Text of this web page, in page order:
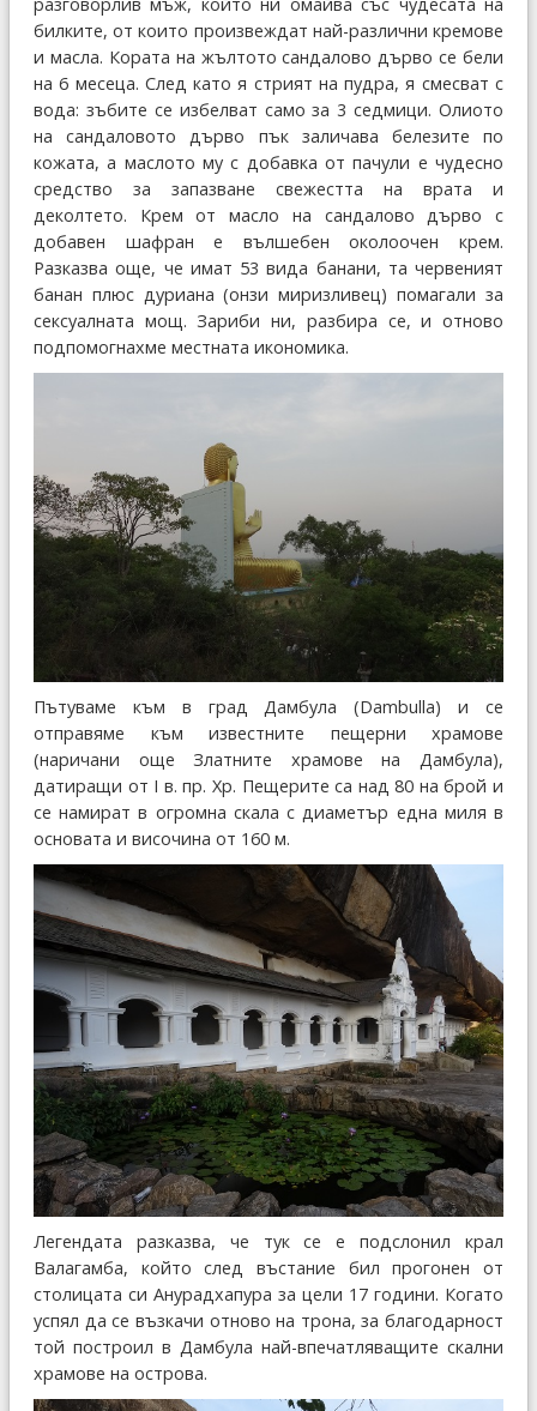
билките, от които произвеждат най-различни кремове
и масла. Кората на жълтото сандалово дърво се бели
на 6 месеца. След като я стрият на пудра, я смесват с
вода: зъбите се избелват само за 3 седмици. Олиото
на сандаловото дърво пък заличава белезите по
кожата, а маслото му с добавка от пачули е чудесно
средство за запазване свежестта на врата и
деколтето. Крем от масло на сандалово дърво с
добавен шафран е вълшебен околоочен крем.
Разказва още, че имат 53 вида банани, та червеният
банан плюс дуриана (онзи миризливец) помагали за
сексуалната мощ. Зариби ни, разбира се, и отново
подпомогнахме местната икономика.
Пътуваме към в град Дамбула (Dambulla) и се
отправяме към известните пещерни храмове
(наричани още Златните храмове на Дамбула),
датиращи от I в. пр. Хр. Пещерите са над 80 на брой и
се намират в огромна скала с диаметър една миля в
основата и височина от 160 м.
Легендата разказва, че тук се е подслонил крал
Валагамба, който след въстание бил прогонен от
столицата си Анурадхапура за цели 17 години. Когато
успял да се възкачи отново на трона, за благодарност
той построил в Дамбула най-впечатляващите скални
храмове на острова.